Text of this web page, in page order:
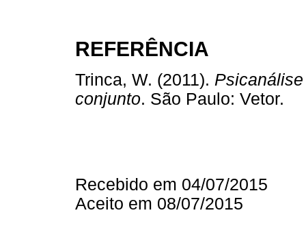
REFERÊNCIA
Trinca, W. (2011).
conjunto. São Paulo:
Recebido em 04/07/2015
Aceito em 08/07/2015